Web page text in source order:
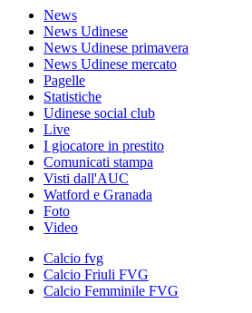
News
News Udinese
News Udinese primavera
News Udinese mercato
Pagelle
Statistiche
Udinese social club
Live
I giocatore in prestito
Comunicati stampa
Visti dall'AUC
Watford e Granada
Foto
Video
Calcio fvg
Calcio Friuli FVG
Calcio Femminile FVG